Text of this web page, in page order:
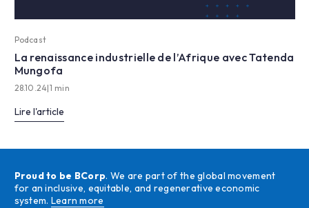
Podcast
La renaissance industrielle de l’Afrique avec Tatenda
Mungofa
28.10.24|1 min
Lire l'article
Proud to be BCorp. We are part of the global movement
for an inclusive, equitable, and regenerative economic
system. Learn more